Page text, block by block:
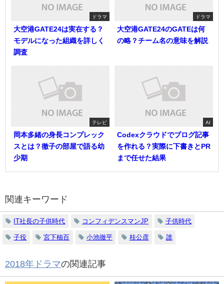
ドラマ
大空港GATE24は実在する？
モデルになった組織を詳しく
調査
ドラマ
大空港GATE24のGATEは何
の略？チーム名の意味を解説
テレビ
岡本多緒の身長コンプレック
スとは？徹子の部屋で語る幼
少期
AI
Codexクラウドでブログ記事
を作れる？実際に下書きとPR
まで任せた結果
関連キーワード
IT社長の子供時代 コンフィデンスマンJP 子供時代
子役 宮下柚百 小池徹平 桂公彦 誰
2018年ドラマの関連記事